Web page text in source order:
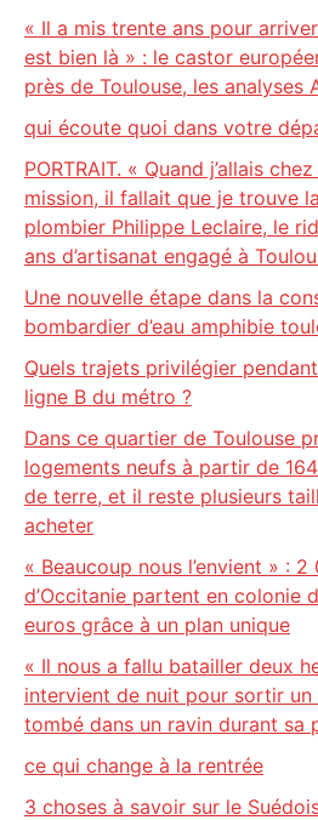
« Il a mis trente ans pour
est bien là » : le castor
près de Toulouse, les analyses
qui écoute quoi dans votre
PORTRAIT. « Quand j’allais
mission, il fallait que je trouve
plombier Philippe Leclaire, le
ans d’artisanat engagé à
Une nouvelle étape dans la
bombardier d’eau amphibie
Quels trajets privilégier
ligne B du métro ?
Dans ce quartier de Toulouse
logements neufs à partir de
de terre, et il reste plusieurs
acheter
« Beaucoup nous l’envient » :
d’Occitanie partent en colonie
euros grâce à un plan unique
« Il nous a fallu batailler deux
intervient de nuit pour sortir un
tombé dans un ravin durant sa
ce qui change à la rentrée
3 choses à savoir sur le